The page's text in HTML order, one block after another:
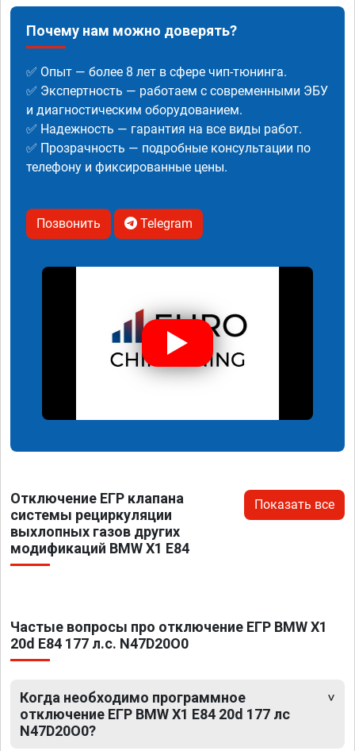
Почему нам можно доверять?
✅ Опыт — более 8 лет в сфере чип-тюнинга.
✅ Экспертность — работаем с современными ЭБУ
и диагностическим оборудованием.
✅ Надежность — гарантия на все виды работ.
✅ Прозрачность — подробные консультации по
телефону и фиксированные цены.
Позвонить Telegram
Отключение ЕГР клапана
системы рециркуляции
выхлопных газов других
модификаций BMW X1 E84
Показать все
Частые вопросы про отключение ЕГР BMW X1
20d E84 177 л.с. N47D20O0
Когда необходимо программное
отключение ЕГР BMW X1 E84 20d 177 лс
N47D20O0?